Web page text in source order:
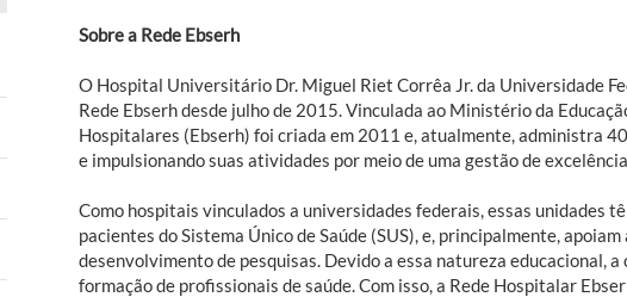
Sobre a Rede Ebserh
O Hospital Universitário Dr. Miguel Riet Corrêa Jr. da Universidade
Rede Ebserh desde julho de 2015. Vinculada ao Ministério da
Hospitalares (Ebserh) foi criada em 2011 e, atualmente, administra
e impulsionando suas atividades por meio de uma gestão de excelência.
Como hospitais vinculados a universidades federais, essas unidades
pacientes do Sistema Único de Saúde (SUS), e, principalmente,
desenvolvimento de pesquisas. Devido a essa natureza educacional,
formação de profissionais de saúde. Com isso, a Rede Hospitalar